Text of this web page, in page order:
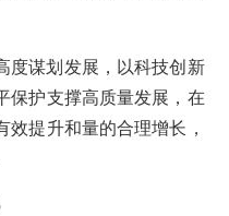
度谋划发展，以科技创新
保护支撑高质量发展，在
提升和量的合理增长，